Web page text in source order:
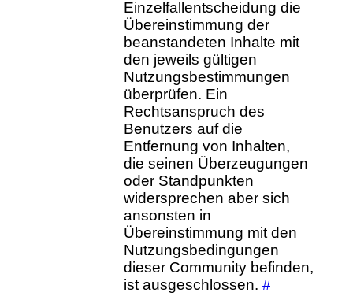
Einzelfallentscheidung die
Übereinstimmung der
beanstandeten Inhalte mit
den jeweils gültigen
Nutzungsbestimmungen
überprüfen. Ein
Rechtsanspruch des
Benutzers auf die
Entfernung von Inhalten,
die seinen Überzeugungen
oder Standpunkten
widersprechen aber sich
ansonsten in
Übereinstimmung mit den
Nutzungsbedingungen
dieser Community befinden,
ist ausgeschlossen. #